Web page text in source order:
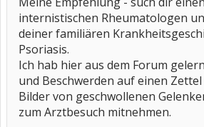
internistischen Rheumatologen
deiner familiären
Psoriasis.
Ich hab hier aus dem Forum
und Beschwerden auf einen
Bilder von geschwollenen
zum Arztbesuch mitnehmen.